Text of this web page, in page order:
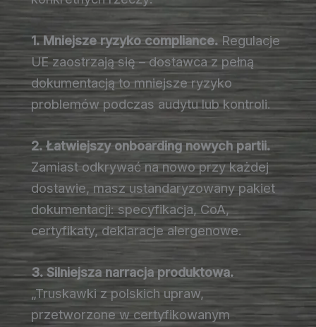
1. Mniejsze ryzyko compliance. Regulacje
UE zaostrzają się – dostawca z pełną
dokumentacją to mniejsze ryzyko
problemów podczas audytu lub kontroli.
2. Łatwiejszy onboarding nowych partii.
Zamiast odkrywać na nowo przy każdej
dostawie, masz ustandaryzowany pakiet
dokumentacji: specyfikacja, CoA,
certyfikaty, deklaracje alergenowe.
3. Silniejsza narracja produktowa.
„Truskawki z polskich upraw,
przetworzone w certyfikowanym